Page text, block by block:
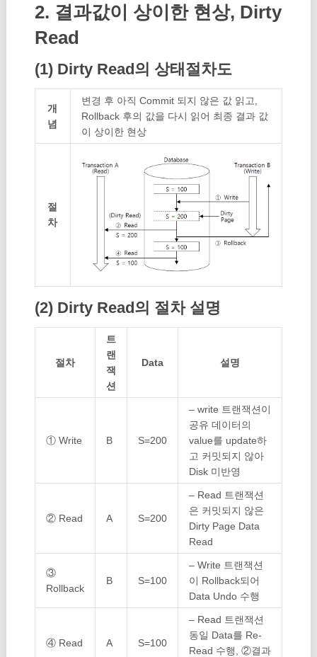
2. 결과값이 상이한 현상, Dirty
Read
(1) Dirty Read의 상태절차도
개
념
변경 후 아직 Commit 되지 않은 값 읽고,
Rollback 후의 값을 다시 읽어 최종 결과 값
이 상이한 현상
절
차
(2) Dirty Read의 절차 설명
절차
트
랜
잭
션
Data 설명
① Write B S=200
– write 트랜잭션이
공유 데이터의
value를 update하
고 커밋되지 않아
Disk 미반영
② Read A S=200
– Read 트랜잭션
은 커밋되지 않은
Dirty Page Data
Read
③
Rollback
B S=100
– Write 트랜잭션
이 Rollback되어
Data Undo 수행
④ Read A S=100
– Read 트랜잭션
동일 Data를 Re-
Read 수행, ②결과